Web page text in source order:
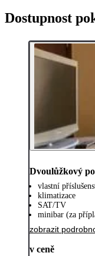
Dostupnost
Dvoulůžkový
vlastní
klimatizace
SAT/TV
minibar (za
zobrazit
v ceně